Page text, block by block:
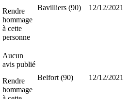
Rendre
hommage
à cette
personne
Bavilliers (90) 12/12/2021
Aucun
avis publié
Rendre
hommage
Belfort (90) 12/12/2021